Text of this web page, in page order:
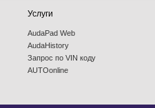
Услуги
AudaPad Web
AudaHistory
Запрос по VIN коду
AUTOonline